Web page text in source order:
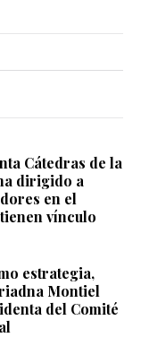
Cátedras de la
dirigido a
en el
vínculo
estrategia,
Montiel
del Comité